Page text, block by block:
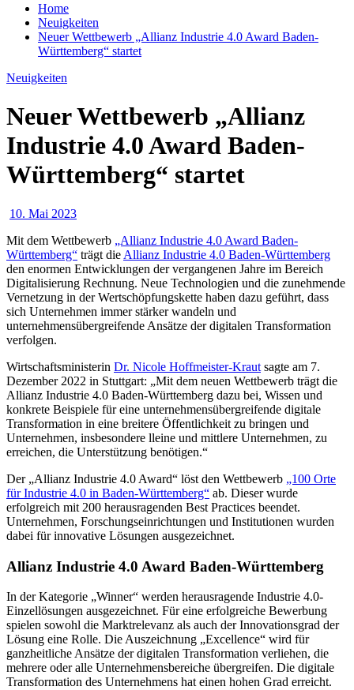
Home
Neuigkeiten
Neuer Wettbewerb „Allianz Industrie 4.0 Award Baden-
Württemberg“ startet
Neuigkeiten
Neuer Wettbewerb „Allianz
Industrie 4.0 Award Baden-
Württemberg“ startet
10. Mai 2023
Mit dem Wettbewerb „Allianz Industrie 4.0 Award Baden-
Württemberg“ trägt die Allianz Industrie 4.0 Baden-Württemberg
den enormen Entwicklungen der vergangenen Jahre im Bereich
Digitalisierung Rechnung. Neue Technologien und die zunehmende
Vernetzung in der Wertschöpfungskette haben dazu geführt, dass
sich Unternehmen immer stärker wandeln und
unternehmensübergreifende Ansätze der digitalen Transformation
verfolgen.
Wirtschaftsministerin Dr. Nicole Hoffmeister-Kraut sagte am 7.
Dezember 2022 in Stuttgart: „Mit dem neuen Wettbewerb trägt die
Allianz Industrie 4.0 Baden-Württemberg dazu bei, Wissen und
konkrete Beispiele für eine unternehmensübergreifende digitale
Transformation in eine breitere Öffentlichkeit zu bringen und
Unternehmen, insbesondere lleine und mittlere Unternehmen, zu
erreichen, die Unterstützung benötigen.“
Der „Allianz Industrie 4.0 Award“ löst den Wettbewerb „100 Orte
für Industrie 4.0 in Baden-Württemberg“ ab. Dieser wurde
erfolgreich mit 200 herausragenden Best Practices beendet.
Unternehmen, Forschungseinrichtungen und Institutionen wurden
dabei für innovative Lösungen ausgezeichnet.
Allianz Industrie 4.0 Award Baden-Württemberg
In der Kategorie „Winner“ werden herausragende Industrie 4.0-
Einzellösungen ausgezeichnet. Für eine erfolgreiche Bewerbung
spielen sowohl die Marktrelevanz als auch der Innovationsgrad der
Lösung eine Rolle. Die Auszeichnung „Excellence“ wird für
ganzheitliche Ansätze der digitalen Transformation verliehen, die
mehrere oder alle Unternehmensbereiche übergreifen. Die digitale
Transformation des Unternehmens hat einen hohen Grad erreicht.